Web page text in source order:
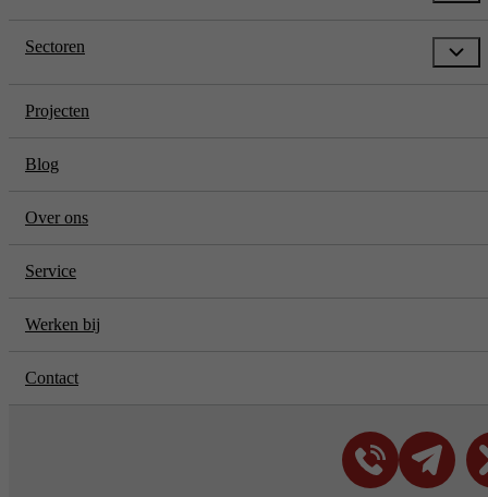
Sectoren
Projecten
Blog
Over ons
Service
Werken bij
Contact